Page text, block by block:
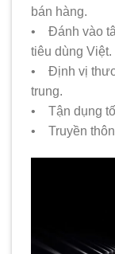
bán hàng.
• Đánh vào
tiêu dùng Việt.
• Định vị
trung.
• Tận dụng
• Truyền